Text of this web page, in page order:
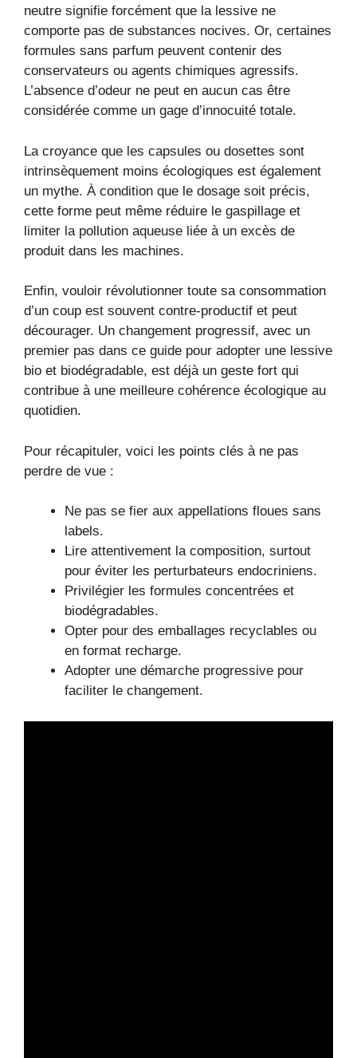
neutre signifie forcément que la lessive ne
comporte pas de substances nocives. Or, certaines
formules sans parfum peuvent contenir des
conservateurs ou agents chimiques agressifs.
L’absence d’odeur ne peut en aucun cas être
considérée comme un gage d’innocuité totale.
La croyance que les capsules ou dosettes sont
intrinsèquement moins écologiques est également
un mythe. À condition que le dosage soit précis,
cette forme peut même réduire le gaspillage et
limiter la pollution aqueuse liée à un excès de
produit dans les machines.
Enfin, vouloir révolutionner toute sa consommation
d’un coup est souvent contre-productif et peut
décourager. Un changement progressif, avec un
premier pas dans ce guide pour adopter une lessive
bio et biodégradable, est déjà un geste fort qui
contribue à une meilleure cohérence écologique au
quotidien.
Pour récapituler, voici les points clés à ne pas
perdre de vue :
Ne pas se fier aux appellations floues sans
labels.
Lire attentivement la composition, surtout
pour éviter les perturbateurs endocriniens.
Privilégier les formules concentrées et
biodégradables.
Opter pour des emballages recyclables ou
en format recharge.
Adopter une démarche progressive pour
faciliter le changement.